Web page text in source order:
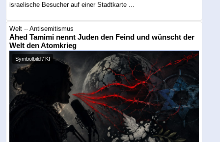
israelische Besucher auf einer Stadtkarte ...
Welt -- Antisemitismus
Ahed Tamimi nennt Juden den Feind und wünscht der
Welt den Atomkrieg
Symbolbild / KI